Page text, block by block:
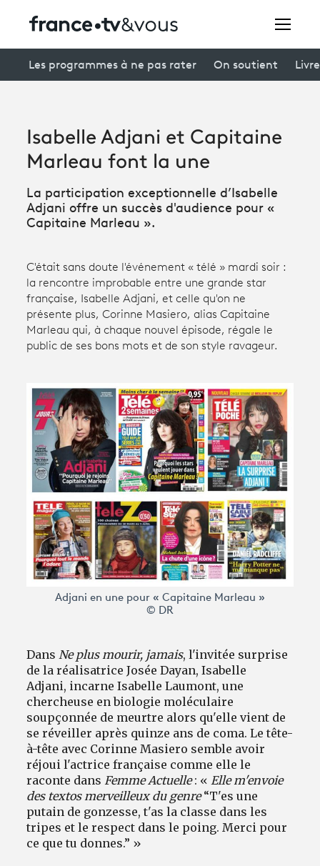
connexion
Creators
Participer et assister à une émission
Productions et innovation
Programme tv
Les programmes à ne pas rater On soutient
Isabelle Adjani et Capitaine
Marleau font la une
La participation exceptionnelle d’Isabelle
Adjani offre un succès d'audience pour «
Capitaine Marleau ».
C'était sans doute l'événement « télé » mardi soir :
la rencontre improbable entre une grande star
française, Isabelle Adjani, et celle qu'on ne
présente plus, Corinne Masiero, alias Capitaine
Marleau qui, à chaque nouvel épisode, régale le
public de ses bons mots et de son style ravageur.
Adjani en une pour « Capitaine Marleau »
© DR
Dans Ne plus mourir, jamais, l'invitée surprise
de la réalisatrice Josée Dayan, Isabelle
Adjani, incarne Isabelle Laumont, une
chercheuse en biologie moléculaire
soupçonnée de meurtre alors qu'elle vient de
se réveiller après quinze ans de coma. Le tête-
à-tête avec Corinne Masiero semble avoir
réjoui l'actrice française comme elle le
raconte dans Femme Actuelle: « Elle m'envoie
des textos merveilleux du genre“T'es une
putain de gonzesse, t'as la classe dans les
tripes et le respect dans le poing. Merci pour
ce que tu donnes.” »